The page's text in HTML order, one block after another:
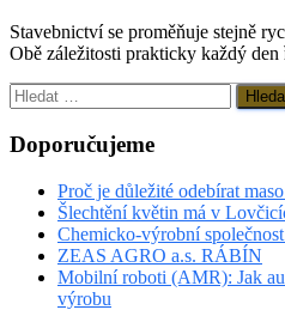
Stavebnictví se proměňuje stejně
Obě záležitosti prakticky každý den
Vyhledávání
Doporučujeme
Proč je důležité odebírat
Šlechtění květin má v
Chemicko-výrobní
ZEAS AGRO a.s. RÁBÍN
Mobilní roboti (AMR): Jak
výrobu